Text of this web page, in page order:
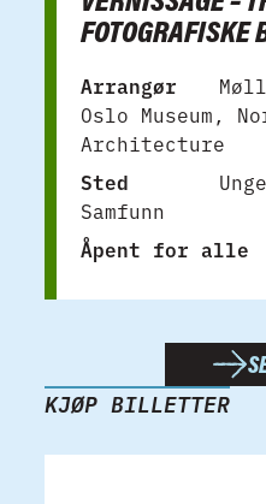
FOTOGRAFISKE
Arrangør
Oslo Museum,
Architecture
Sted
Samfunn
Åpent for alle
KJØP BILLETTER